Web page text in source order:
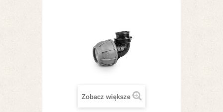
Zobacz większe